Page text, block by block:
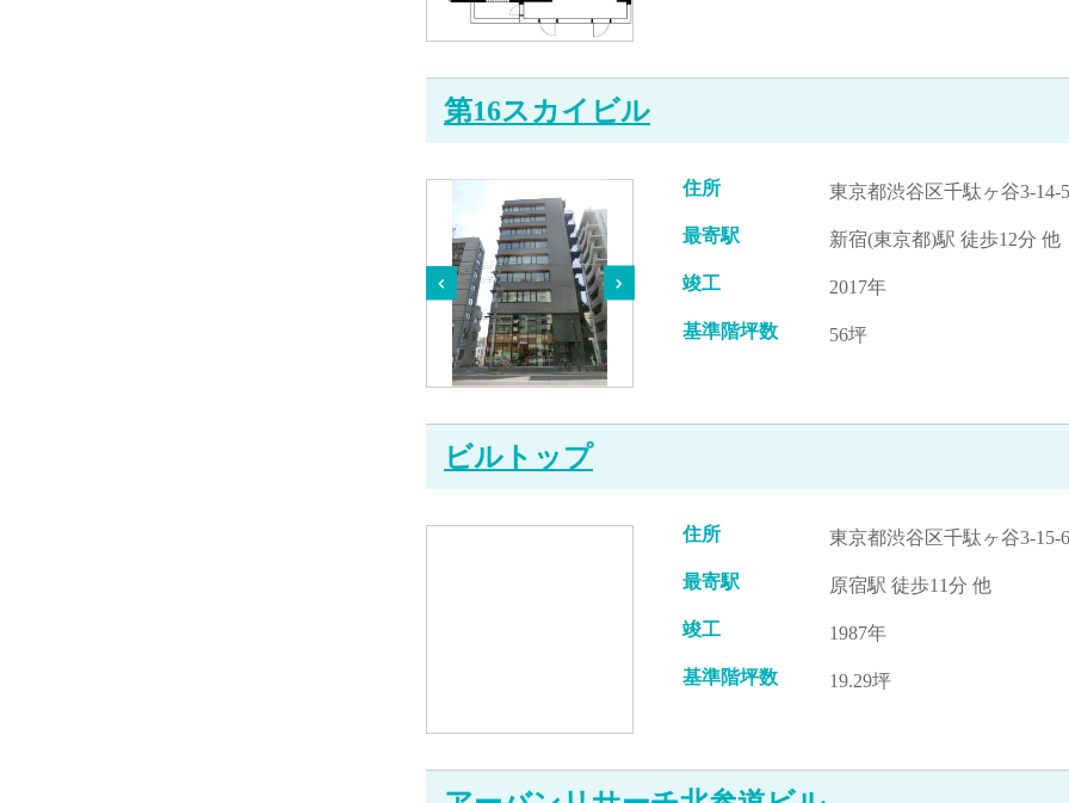
第16スカイビル
住所 東京都渋谷区千駄ヶ谷3-14-5
最寄駅 新宿(東京都)駅 徒歩12分 他
竣工 2017年
基準階坪数 56坪
ビルトップ
住所 東京都渋谷区千駄ヶ谷3-15-6
最寄駅 原宿駅 徒歩11分 他
竣工 1987年
基準階坪数 19.29坪